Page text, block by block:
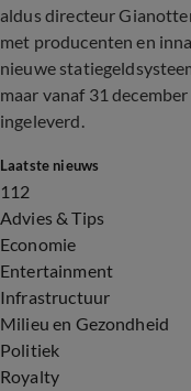
aldus directeur
met producenten en
nieuwe
maar vanaf 31
ingeleverd.
Laatste nieuws
112
Advies & Tips
Economie
Entertainment
Infrastructuur
Milieu en Gezondheid
Politiek
Royalty